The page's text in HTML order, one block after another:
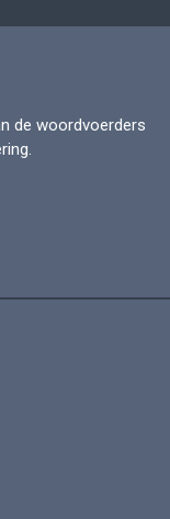
de woordvoerders